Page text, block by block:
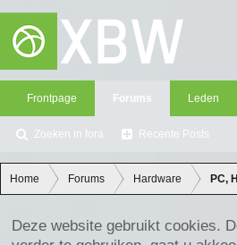
Frontpage Forums
Zoeken in fora Recente Posts
Leden
Home Forums Hardware PC,
Deze website gebruikt cookies.